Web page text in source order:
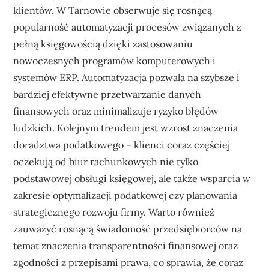
klientów. W Tarnowie obserwuje się rosnącą
popularność automatyzacji procesów związanych z
pełną księgowością dzięki zastosowaniu
nowoczesnych programów komputerowych i
systemów ERP. Automatyzacja pozwala na szybsze i
bardziej efektywne przetwarzanie danych
finansowych oraz minimalizuje ryzyko błędów
ludzkich. Kolejnym trendem jest wzrost znaczenia
doradztwa podatkowego – klienci coraz częściej
oczekują od biur rachunkowych nie tylko
podstawowej obsługi księgowej, ale także wsparcia w
zakresie optymalizacji podatkowej czy planowania
strategicznego rozwoju firmy. Warto również
zauważyć rosnącą świadomość przedsiębiorców na
temat znaczenia transparentności finansowej oraz
zgodności z przepisami prawa, co sprawia, że coraz